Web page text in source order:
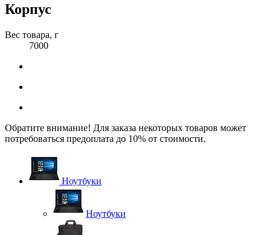
Корпус
Вес товара, г
7000
Обратите внимание! Для заказа некоторых товаров может
потребоваться предоплата до 10% от стоимости.
Ноутбуки
Ноутбуки